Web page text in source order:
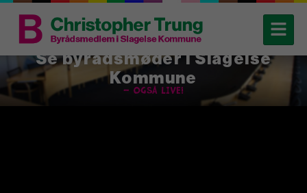
Se byrådsmøder i Slagelse
Kommune
– også live!